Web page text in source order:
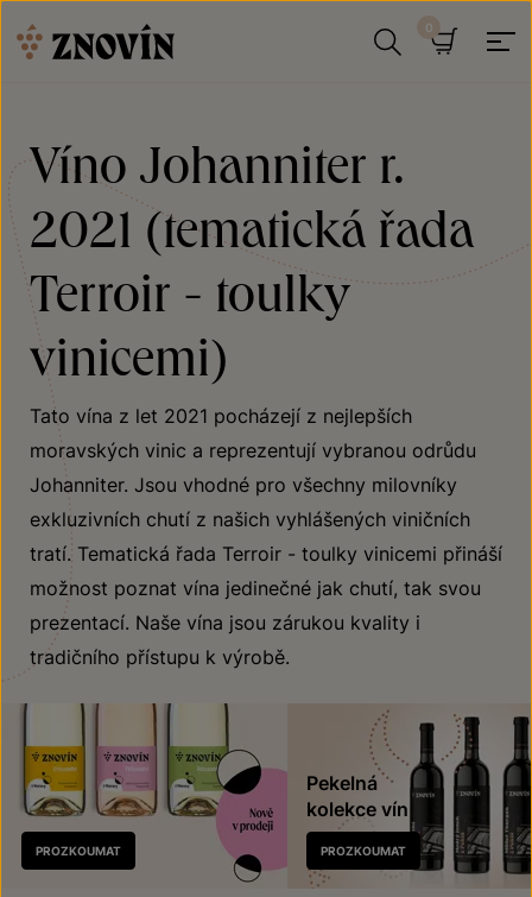
Víno Johanniter r.
2021 (tematická řada
Terroir - toulky
vinicemi)
Tato vína z let 2021 pocházejí z nejlepších
moravských vinic a reprezentují vybranou odrůdu
Johanniter. Jsou vhodné pro všechny milovníky
exkluzivních chutí z našich vyhlášených viničních
tratí. Tematická řada Terroir - toulky vinicemi přináší
možnost poznat vína jedinečné jak chutí, tak svou
prezentací. Naše vína jsou zárukou kvality i
tradičního přístupu k výrobě.
Nově
v prodeji
PROZKOUMAT
Pekelná
kolekce vín
PROZKOUMAT